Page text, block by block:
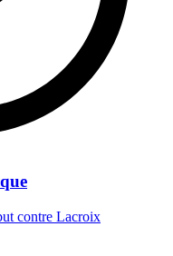
contre Lacroix